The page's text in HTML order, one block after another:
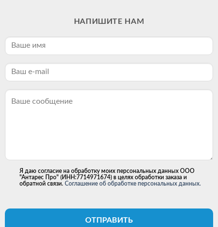
НАПИШИТЕ НАМ
Я даю согласие на обработку моих персональных данных ООО
"Антарес Про" (ИНН:7714971674) в целях обработки заказа и
обратной связи. Соглашение об обработке персональных данных.
ОТПРАВИТЬ